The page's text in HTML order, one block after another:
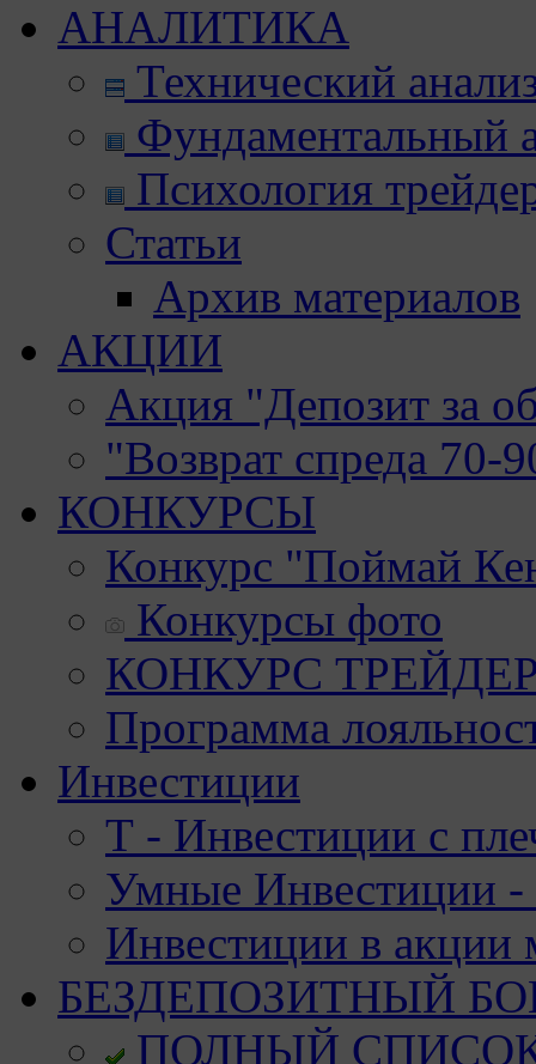
АНАЛИТИКА
Технический
Фундаментальный
Психология
Статьи
Архив материалов
АКЦИИ
Акция "Депозит за
"Возврат спреда 70-
КОНКУРСЫ
Конкурс "Поймай
Конкурсы фото
КОНКУРС
Программа
Инвестиции
Т - Инвестиции с
Умные Инвестиции -
Инвестиции в акции
БЕЗДЕПОЗИТНЫЙ
ПОЛНЫЙ